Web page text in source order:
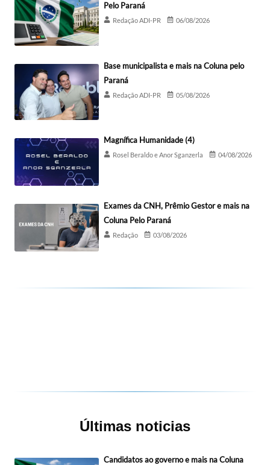
Pelo Paraná
Redação ADI-PR 06/08/2026
Base municipalista e mais na Coluna pelo
Paraná
Redação ADI-PR 05/08/2026
Magnífica Humanidade (4)
Rosel Beraldo e Anor Sganzerla 04/08/2026
Exames da CNH, Prêmio Gestor e mais na
Coluna Pelo Paraná
Redação 03/08/2026
Últimas noticias
Candidatos ao governo e mais na Coluna